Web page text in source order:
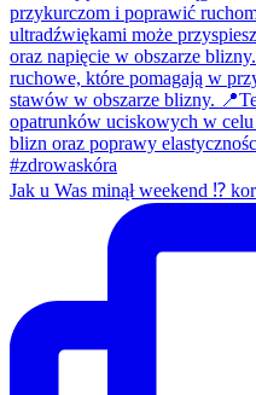
Jak u Was minął weekend ⁉️